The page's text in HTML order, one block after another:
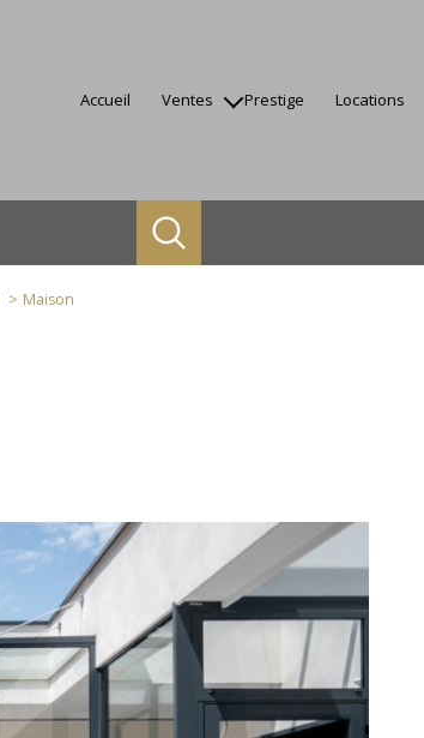
accueil ventes
terrains
autres
prestige locations
Maison